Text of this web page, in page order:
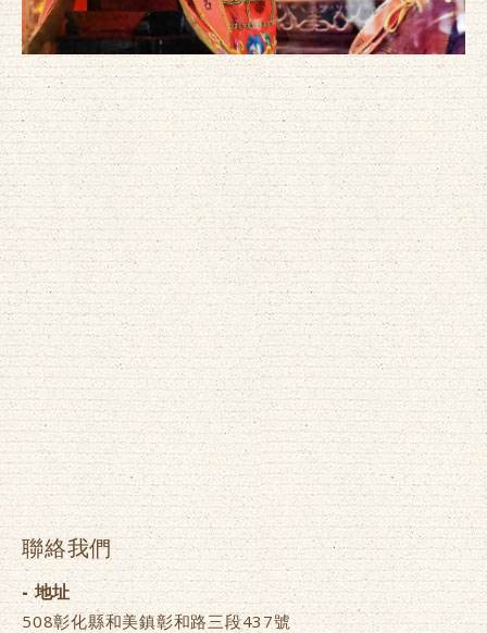
聯絡我們
- 地址
508彰化縣和美鎮彰和路三段437號